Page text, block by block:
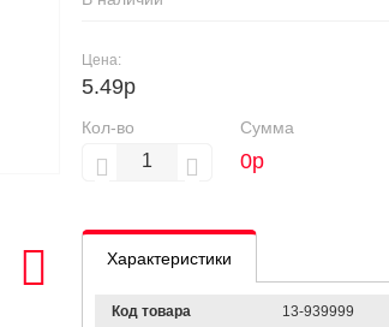
Цена:
5.49р
Кол-во Сумма
0р
Характеристики
Код товара
13-939999